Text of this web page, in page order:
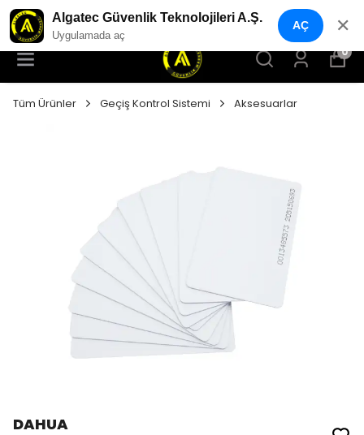
YENI NESIL GÜVENLIK GEÇIŞ SISTEMLERI
0
Tüm Ürünler Geçiş Kontrol Sistemi Aksesuarlar
DAHUA
Algatec Güvenlik Teknolojileri A.Ş.
Uygulamada aç
AÇ ✕